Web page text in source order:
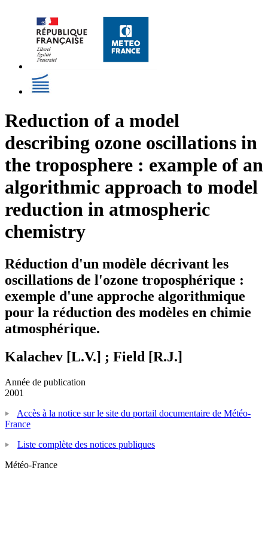
Reduction of a model
describing ozone oscillations in
the troposphere : example of an
algorithmic approach to model
reduction in atmospheric
chemistry
Réduction d'un modèle décrivant les
oscillations de l'ozone troposphérique :
exemple d'une approche algorithmique
pour la réduction des modèles en chimie
atmosphérique.
Kalachev [L.V.] ; Field [R.J.]
Année de publication
2001
Accès à la notice sur le site du portail documentaire de Météo-
France
Liste complète des notices publiques
Météo-France